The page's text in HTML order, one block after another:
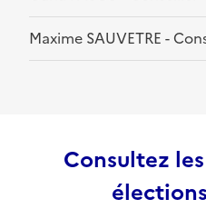
Maxime SAUVETRE -
Consultez